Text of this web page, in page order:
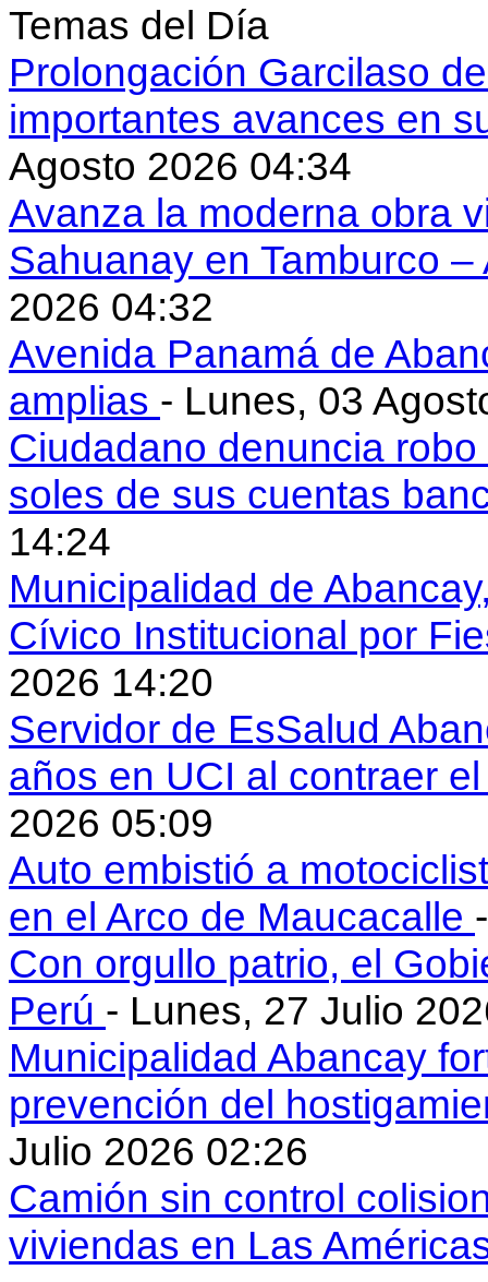
Temas del Día
Prolongación Garcilaso
importantes avances en
Agosto 2026 04:34
Avanza la moderna obra
Sahuanay en Tamburco
2026 04:32
Avenida Panamá de
amplias - Lunes, 03
Ciudadano denuncia
soles de sus cuentas
14:24
Municipalidad de
Cívico Institucional por
2026 14:20
Servidor de EsSalud
años en UCI al contraer
2026 05:09
Auto embistió a
en el Arco de Maucacalle
Con orgullo patrio, el
Perú - Lunes, 27 Julio
Municipalidad Abancay
prevención del
Julio 2026 02:26
Camión sin control
viviendas en Las